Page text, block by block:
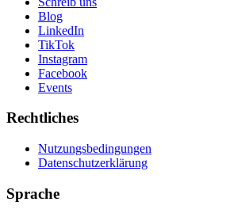
Blog
LinkedIn
TikTok
Instagram
Facebook
Events
Rechtliches
Nutzungsbedingungen
Datenschutzerklärung
Sprache